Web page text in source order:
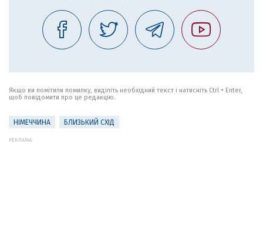
Якщо ви помітили помилку, виділіть необхідний текст і натисніть Ctrl + Enter,
щоб повідомити про це редакцію.
НІМЕЧЧИНА БЛИЗЬКИЙ СХІД
РЕКЛАМА: